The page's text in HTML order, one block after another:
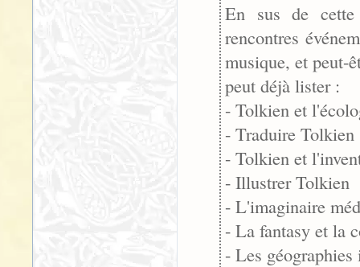
En sus de cette
rencontres
musique, et peut-
peut déjà lister :
- Tolkien et
- Traduire Tolkien
- Tolkien et
- Illustrer Tolkien
- L'imaginaire
- La fantasy et la
- Les